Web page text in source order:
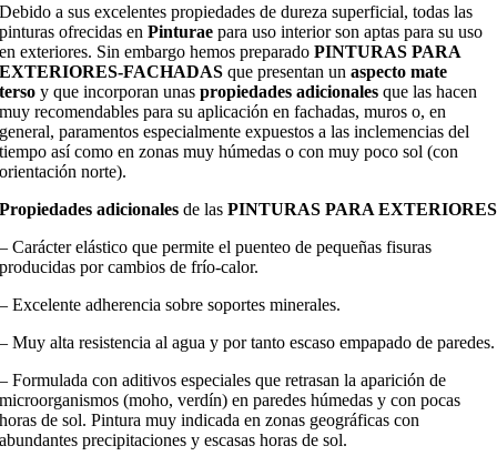
Debido a sus excelentes propiedades de dureza superficial, todas las
pinturas ofrecidas enPinturae para uso interior son aptas para su uso
en exteriores. Sin embargo hemos preparadoPINTURAS PARA
EXTERIORES-FACHADASque presentan unaspecto mate
terso y que incorporan unaspropiedades adicionales que las hacen
muy recomendables para su aplicación en fachadas, muros o, en
general, paramentos especialmente expuestos a las inclemencias del
tiempo así como en zonas muy húmedas o con muy poco sol (con
orientación norte).
Propiedades adicionales de lasPINTURAS PARA EXTERIORES
– Carácter elástico que permite el puenteo de pequeñas fisuras
producidas por cambios de frío-calor.
– Excelente adherencia sobre soportes minerales.
– Muy alta resistencia al agua y por tanto escaso empapado de paredes.
– Formulada con aditivos especiales que retrasan la aparición de
microorganismos (moho, verdín) en paredes húmedas y con pocas
horas de sol. Pintura muy indicada en zonas geográficas con
abundantes precipitaciones y escasas horas de sol.